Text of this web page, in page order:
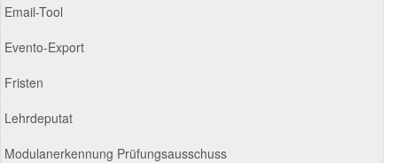
Email-Tool
Evento-Export
Fristen
Lehrdeputat
Modulanerkennung Prüfungsausschuss